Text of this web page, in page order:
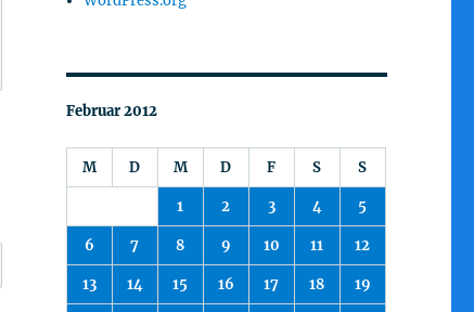
Februar 2012
M D M D F S S
1 2 3 4 5
6 7 8 9 10 11 12
13 14 15 16 17 18 19